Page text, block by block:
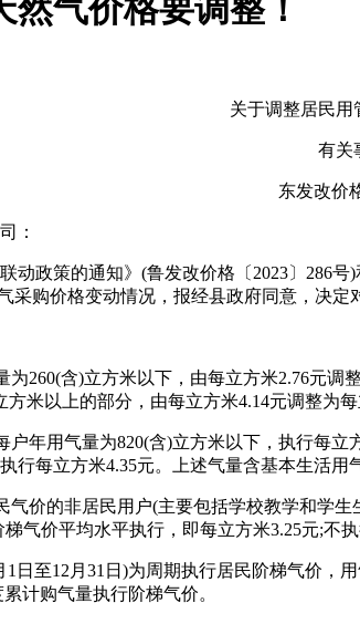
气价格要调整！
关于调整居民用
有关事
东发改价格
：
政策的通知》(鲁发改价格〔2023〕286号
采购价格变动情况，报经县政府同意，决
含)立方米以下，由每立方米2.76元调
米以上的部分，由每立方米4.14元调整为每
用气量为820(含)立方米以下，执行每立
行每立方米4.35元。上述气量含基本生活用
的非居民用户(主要包括学校教学和学生
气价平均水平执行，即每立方米3.25元;不执
至12月31日)为周期执行居民阶梯气价，
计购气量执行阶梯气价。